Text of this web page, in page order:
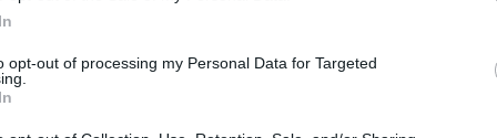
opt-out of processing my Personal Data for Targeted
via San Pietro ad